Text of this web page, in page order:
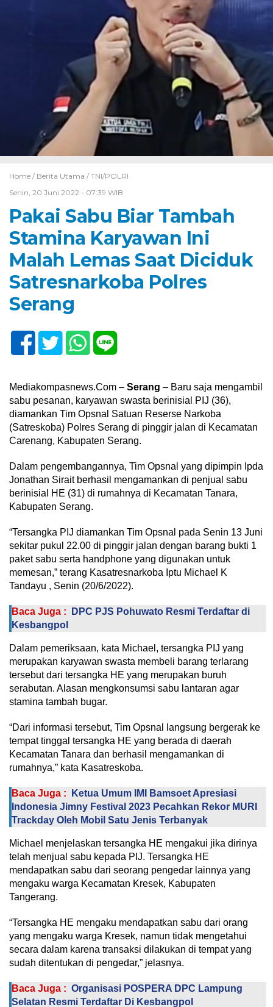
Home / Berita Utama / TNI/POLRI
Senin, 20 Juni 2022 - 07:39 WIB
Pakai Sabu Biar Tambah
Stamina Karyawan Ini
Malah Lemas Saat Diciduk
Satresnarkoba Polres
Serang
Mediakompasnews.Com – Serang – Baru saja mengambil
sabu pesanan, karyawan swasta berinisial PIJ (36),
diamankan Tim Opsnal Satuan Reserse Narkoba
(Satreskoba) Polres Serang di pinggir jalan di Kecamatan
Carenang, Kabupaten Serang.
Dalam pengembangannya, Tim Opsnal yang dipimpin Ipda
Jonathan Sirait berhasil mengamankan di penjual sabu
berinisial HE (31) di rumahnya di Kecamatan Tanara,
Kabupaten Serang.
“Tersangka PIJ diamankan Tim Opsnal pada Senin 13 Juni
sekitar pukul 22.00 di pinggir jalan dengan barang bukti 1
paket sabu serta handphone yang digunakan untuk
memesan,” terang Kasatresnarkoba Iptu Michael K
Tandayu , Senin (20/6/2022).
Baca Juga :
DPC PJS Pohuwato Resmi Terdaftar di
Kesbangpol
Dalam pemeriksaan, kata Michael, tersangka PIJ yang
merupakan karyawan swasta membeli barang terlarang
tersebut dari tersangka HE yang merupakan buruh
serabutan. Alasan mengkonsumsi sabu lantaran agar
stamina tambah bugar.
“Dari informasi tersebut, Tim Opsnal langsung bergerak ke
tempat tinggal tersangka HE yang berada di daerah
Kecamatan Tanara dan berhasil mengamankan di
rumahnya,” kata Kasatreskoba.
Baca Juga :
Ketua Umum IMI Bamsoet Apresiasi
Indonesia Jimny Festival 2023 Pecahkan Rekor MURI
Trackday Oleh Mobil Satu Jenis Terbanyak
Michael menjelaskan tersangka HE mengakui jika dirinya
telah menjual sabu kepada PIJ. Tersangka HE
mendapatkan sabu dari seorang pengedar lainnya yang
mengaku warga Kecamatan Kresek, Kabupaten
Tangerang.
“Tersangka HE mengaku mendapatkan sabu dari orang
yang mengaku warga Kresek, namun tidak mengetahui
secara dalam karena transaksi dilakukan di tempat yang
sudah ditentukan di pengedar,” jelasnya.
Baca Juga : Organisasi POSPERA DPC Lampung
Selatan Resmi Terdaftar Di Kesbangpol